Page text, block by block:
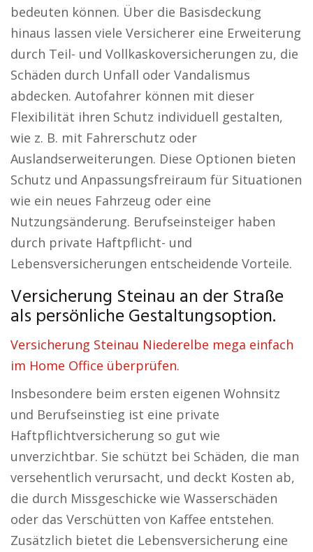
bedeuten können. Über die Basisdeckung
hinaus lassen viele Versicherer eine Erweiterung
durch Teil- und Vollkaskoversicherungen zu, die
Schäden durch Unfall oder Vandalismus
abdecken. Autofahrer können mit dieser
Flexibilität ihren Schutz individuell gestalten,
wie z. B. mit Fahrerschutz oder
Auslandserweiterungen. Diese Optionen bieten
Schutz und Anpassungsfreiraum für Situationen
wie ein neues Fahrzeug oder eine
Nutzungsänderung. Berufseinsteiger haben
durch private Haftpflicht- und
Lebensversicherungen entscheidende Vorteile.
Versicherung Steinau an der Straße
als persönliche Gestaltungsoption.
Versicherung Steinau Niederelbe mega einfach
im Home Office überprüfen.
Insbesondere beim ersten eigenen Wohnsitz
und Berufseinstieg ist eine private
Haftpflichtversicherung so gut wie
unverzichtbar. Sie schützt bei Schäden, die man
versehentlich verursacht, und deckt Kosten ab,
die durch Missgeschicke wie Wasserschäden
oder das Verschütten von Kaffee entstehen.
Zusätzlich bietet die Lebensversicherung eine